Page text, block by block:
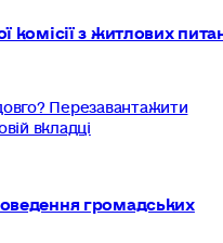
комісії з житлових
Перезавантажити
вкладці
громадських